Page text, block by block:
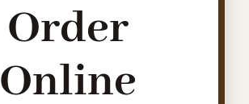
Order
Online